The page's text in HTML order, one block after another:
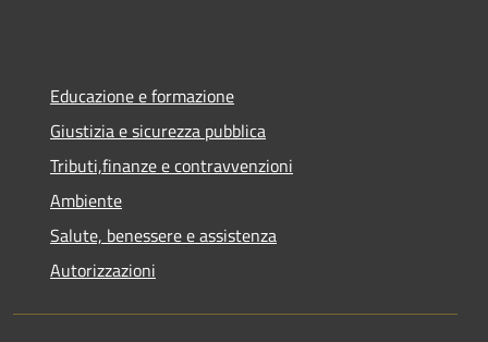
Educazione e formazione
Giustizia e sicurezza pubblica
Tributi,finanze e contravvenzioni
Ambiente
Salute, benessere e assistenza
Autorizzazioni